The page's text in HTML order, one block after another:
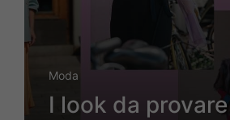
Moda
I look da